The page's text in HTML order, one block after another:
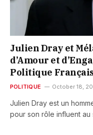
Julien Dray et
d’Amour et
Politique
POLITIQUE October 18,
Julien Dray est un
pour son rôle influent au